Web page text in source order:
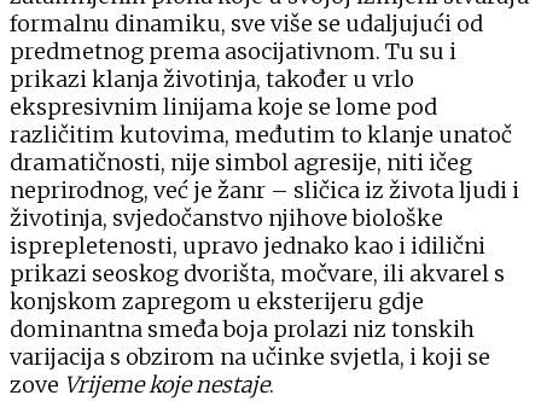
formalnu dinamiku, sve više se udaljujući od
predmetnog prema asocijativnom. Tu su i
prikazi klanja životinja, također u vrlo
ekspresivnim linijama koje se lome pod
različitim kutovima, međutim to klanje unatoč
dramatičnosti, nije simbol agresije, niti ičeg
neprirodnog, već je žanr – sličicaiz života ljudi i
životinja, svjedočanstvo njihove biološke
isprepletenosti, upravo jednako kao i idilični
prikazi seoskog dvorišta, močvare, ili akvarel s
konjskom zapregom u eksterijeru gdje
dominantna smeđa boja prolazi niz tonskih
varijacija s obzirom na učinke svjetla, i koji se
zove Vrijeme koje nestaje.